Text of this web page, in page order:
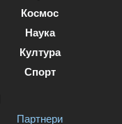
Космос
Наука
Култура
Спорт
Партнери